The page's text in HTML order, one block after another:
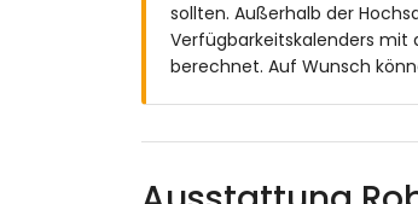
Einrichtungen und
Bettwäsche und
Kino und Promenade
sollten. Außerhalb der
Verfügbarkeitskalenders
berechnet. Auf Wunsch